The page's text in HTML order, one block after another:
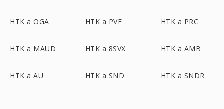
HTK a OGA HTK a PVF HTK a PRC
HTK a MAUD HTK a 8SVX HTK a AMB
HTK a AU HTK a SND HTK a SNDR